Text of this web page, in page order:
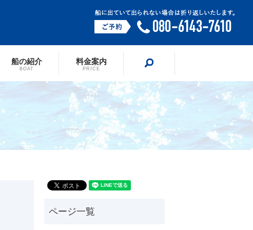
船の紹介
BOAT
料金案内
PRICE